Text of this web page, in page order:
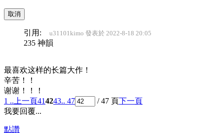
取消
引用: u31101kimo 發表於 2022-8-18 20:05
235 神韻
最喜欢这样的长篇大作！
辛苦！！
谢谢！！！
1 ..上一頁414243.. 47 / 47 頁
下一頁
我要回覆...
點讚